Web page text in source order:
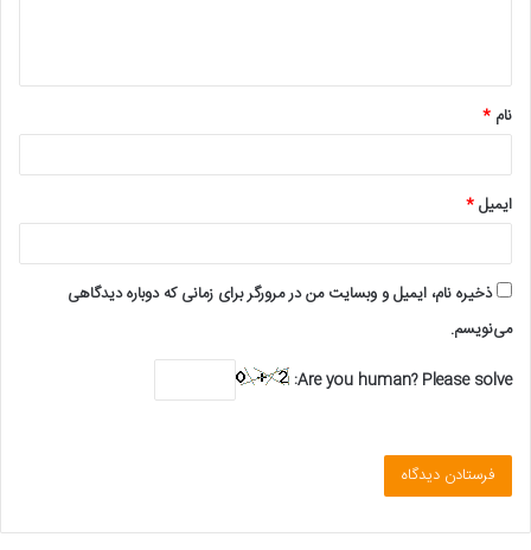
*
نام *
ایمیل*
ذخیره نام، ایمیل و وبسایت من در مرورگر برای زمانی که دوباره دیدگاهی
می‌نویسم.
Are you human? Please solve: